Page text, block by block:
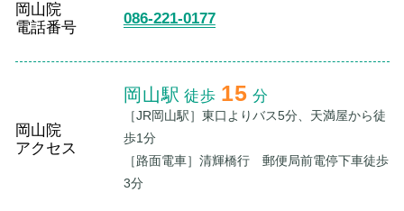
岡山院
電話番号
086-221-0177
岡山院
アクセス
岡山駅 徒歩 15 分
［JR岡山駅］東口よりバス5分、天満屋から徒
歩1分
［路面電車］清輝橋行 郵便局前電停下車徒歩
3分